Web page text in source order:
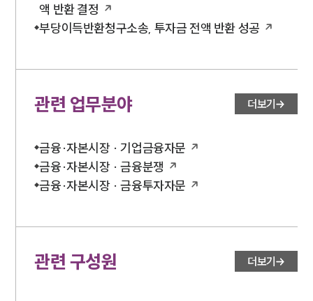
액 반환 결정
부당이득반환청구소송, 투자금 전액 반환 성공
관련 업무분야 더보기
금융·자본시장 · 기업금융자문
금융·자본시장 · 금융분쟁
금융·자본시장 · 금융투자자문
관련 구성원 더보기